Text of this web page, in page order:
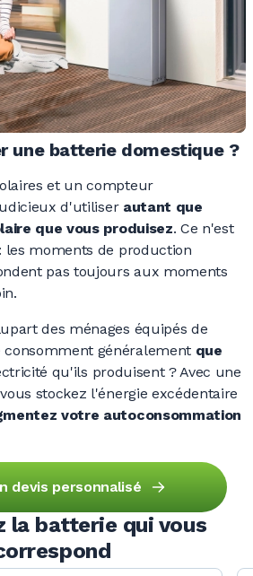
une batterie domestique ?
et un compteur
d'utiliser autant que
que vous produisez. Ce n'est
les moments de production
pas toujours aux moments
des ménages équipés de
consomment généralement que
qu'ils produisent ?Avec une
stockez l'énergie excédentaire
votre autoconsommation
devis personnalisé
la batterie qui vous